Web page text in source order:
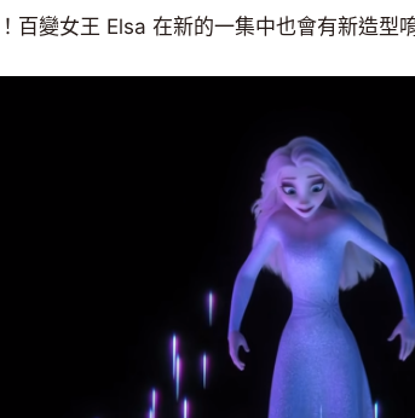
百變女王 Elsa 在新的一集中也會有新造型